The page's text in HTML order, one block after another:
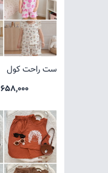
ست راحت کول
658,000 تومان